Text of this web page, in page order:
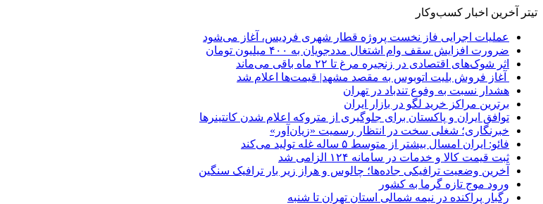
تیتر آخرین اخبار کسب‌وکار
عملیات اجرایی فاز نخست پروژه قطار شهری فردیس، آغاز می‌شود
ضرورت افزایش سقف وام اشتغال مددجویان به ۴۰۰ میلیون تومان
اثر شوک‌های اقتصادی در زنجیره مرغ تا ۲۲ ماه باقی می‌ماند
آغاز فروش بلیت اتوبوس به مقصد مشهد| قیمت‌ها اعلام شد
هشدار نسبت به وفوع تندباد در تهران
برترین مراکز خرید لگو در بازار ایران
توافق ایران و پاکستان برای جلوگیری از متروکه اعلام شدن کانتینرها
خبرنگاری؛ شغلی سخت در انتظار رسمیت «زیان‌آور»
فائو: ایران امسال بیشتر از متوسط ۵ ساله غله تولید می‌کند
ثبت قیمت کالا و خدمات در سامانه ۱۲۴ الزامی شد
آخرین وضعیت ترافیکی جاده‌ها؛ چالوس و هراز زیر بار ترافیک سنگین
ورود موج تازه گرما به کشور
رگبار پراکنده در نیمه شمالی استان تهران تا شنبه